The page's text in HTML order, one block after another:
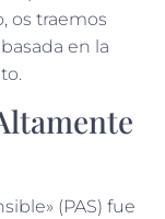
os traemos
en la
(PAS) fue